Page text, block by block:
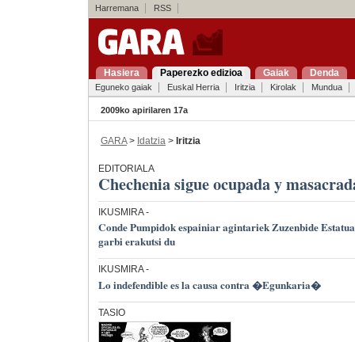
Harremana RSS
Hasiera Paperezko edizioa Gaiak Denda
Eguneko gaiak Euskal Herria Iritzia Kirolak Mundua
2009ko apirilaren 17a
GARA> Idatzia > Iritzia
EDITORIALA
Chechenia sigue ocupada y
IKUSMIRA-
Conde Pumpidok espainiar agintariek Zuzenbide
garbi erakutsi du
IKUSMIRA-
Lo indefendible es la causa contra �Egunkaria�
TASIO